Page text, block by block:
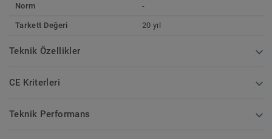
Norm
-
Tarkett Değeri 20 yıl
Teknik Özellikler
CE Kriterleri
Teknik Performans